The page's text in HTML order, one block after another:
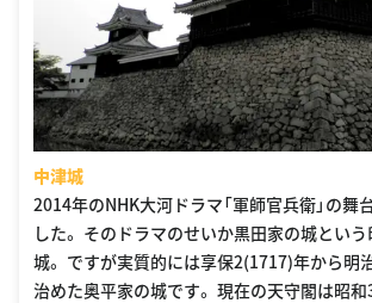
中津城
2014年のNHK大河ドラマ「軍師官兵衛」の舞
した。 そのドラマのせいか黒田家の城とい
城。 ですが実質的には享保2(1717)年から明
治めた奥平家の城です。 現在の天守閣は昭